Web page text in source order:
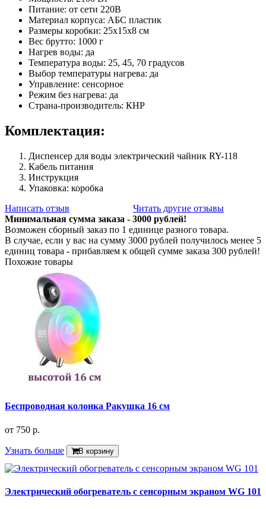
Питание: от сети 220В
Материал корпуса: АБС пластик
Размеры коробки: 25х15х8 см
Вес брутто: 1000 г
Нагрев воды: да
Температура воды: 25, 45, 70 градусов
Выбор температуры нагрева: да
Управление: сенсорное
Режим без нагрева: да
Страна-производитель: КНР
Комплектация:
Диспенсер для воды электрический чайник RY-118
Кабель питания
Инструкция
Упаковка: коробка
Написать отзыв
Читать другие отзывы
Минимальная сумма заказа - 3000 рублей!
Возможен сборный заказ по 1 единице разного товара.
В случае, если у вас на сумму 3000 рублей получилось менее 5
единиц товара - прибавляем к общей сумме заказа 300 рублей!
Похожие товары
Беспроводная колонка Ракушка 16 см
от 750 р.
Узнать больше В корзину
Электрический обогреватель с сенсорным экраном WG 101